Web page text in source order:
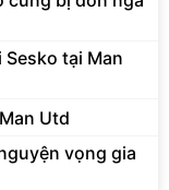
tại Man
Utd
vọng gia